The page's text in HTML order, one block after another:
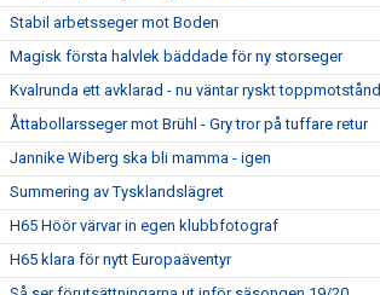
Stabil arbetsseger mot Boden
Magisk första halvlek bäddade för ny storseger
Kvalrunda ett avklarad - nu väntar ryskt toppmotstånd
Åttabollarsseger mot Brühl - Gry tror på tuffare retur
Jannike Wiberg ska bli mamma - igen
Summering av Tysklandslägret
H65 Höör värvar in egen klubbfotograf
H65 klara för nytt Europaäventyr